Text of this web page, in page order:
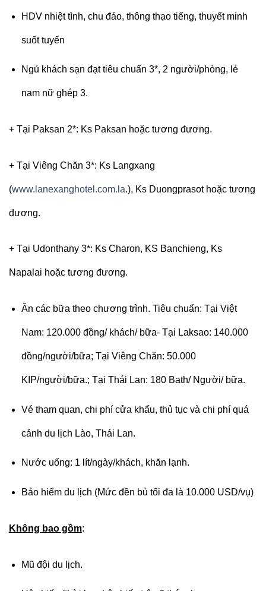
HDV nhiệt tình, chu đáo, thông thạo tiếng, thuyết minh
suốt tuyến
Ngủ khách sạn đạt tiêu chuẩn 3*, 2 người/phòng, lẻ
nam nữ ghép 3.
+ Tại Paksan 2*: Ks Paksan hoặc tương đương.
+ Tại Viêng Chăn 3*: Ks Langxang
(www.lanexanghotel.com.la.), Ks Duongprasot hoặc tương
đương.
+ Tại Udonthany 3*: Ks Charon, KS Banchieng, Ks
Napalai hoặc tương đương.
Ăn các bữa theo chương trình. Tiêu chuẩn: Tại Việt
Nam: 120.000 đồng/ khách/ bữa- Tại Laksao: 140.000
đồng/người/bữa; Tại Viêng Chăn: 50.000
KIP/người/bữa.; Tại Thái Lan: 180 Bath/ Người/ bữa.
Vé tham quan, chi phí cửa khẩu, thủ tục và chi phí quá
cảnh du lịch Lào, Thái Lan.
Nước uống: 1 lít/ngày/khách, khăn lạnh.
Bảo hiểm du lịch (Mức đền bù tối đa là 10.000 USD/vụ)
Không bao gồm:
Mũ đội du lịch.